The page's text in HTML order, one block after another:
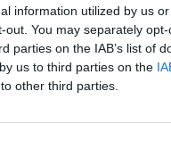
information utilized by us
You may separately
parties on the IAB’s list of
us to third parties on the
other third parties.
Ir tik tuomet jie
kurios yra draugiškos,
bet čia ir
pas jas į